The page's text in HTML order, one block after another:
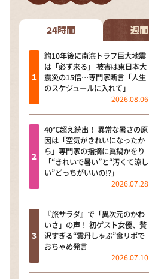
ＬＩＦＥ～夢のカタチ～
新婚さんいらっしゃい！
ポツンと一軒家
ザキ山小屋本館
ぺこぱのまるスポ
24時間 週間
約10年後に南海トラフ巨大地震
は「必ず来る」 被害は東日本大
震災の15倍…専門家断言「人生
のスケジュールに入れて」
2026.08.06
40℃超え続出！ 異常な暑さの原
因は「空気がきれいになったか
ら」専門家の指摘に眞鍋かをり
「“きれいで暑い”と“汚くて涼し
い”どっちがいいの!?」
2026.07.28
『旅サラダ』で「異次元のかわ
いさ」の声！ 初ゲスト女優、贅
沢すぎる“雲丹しゃぶ”食リポで
おちゃめ発言
2026.07.10